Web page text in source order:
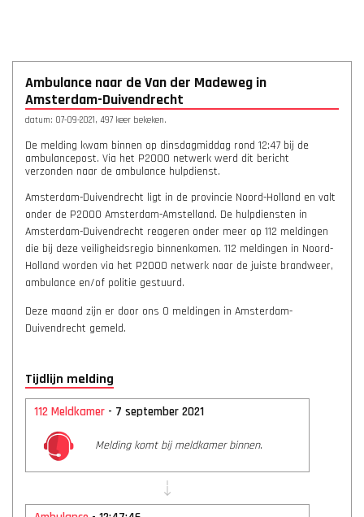
Ambulance naar de Van der Madeweg in
Amsterdam-Duivendrecht
datum: 07-09-2021, 497 keer bekeken.
De melding kwam binnen op dinsdagmiddag rond 12:47 bij de
ambulancepost. Via het P2000 netwerk werd dit bericht
verzonden naar de ambulance hulpdienst.
Amsterdam-Duivendrecht ligt in de provincie Noord-Holland en valt
onder de P2000 Amsterdam-Amstelland. De hulpdiensten in
Amsterdam-Duivendrecht reageren onder meer op 112 meldingen
die bij deze veiligheidsregio binnenkomen. 112 meldingen in Noord-
Holland worden via het P2000 netwerk naar de juiste brandweer,
ambulance en/of politie gestuurd.
Deze maand zijn er door ons 0 meldingen in Amsterdam-
Duivendrecht gemeld.
Tijdlijn melding
112 Meldkamer - 7 september 2021
Melding komt bij meldkamer binnen.